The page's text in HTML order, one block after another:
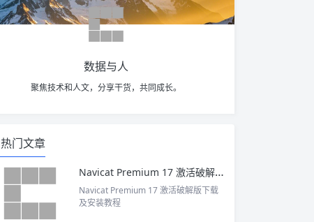
数据与人
聚焦技术和人文，分享干货，共同成长。
热门文章
Navicat Premium 17 激活破解版下载及安装教程
Navicat Premium 17 激活破解版下载
及安装教程